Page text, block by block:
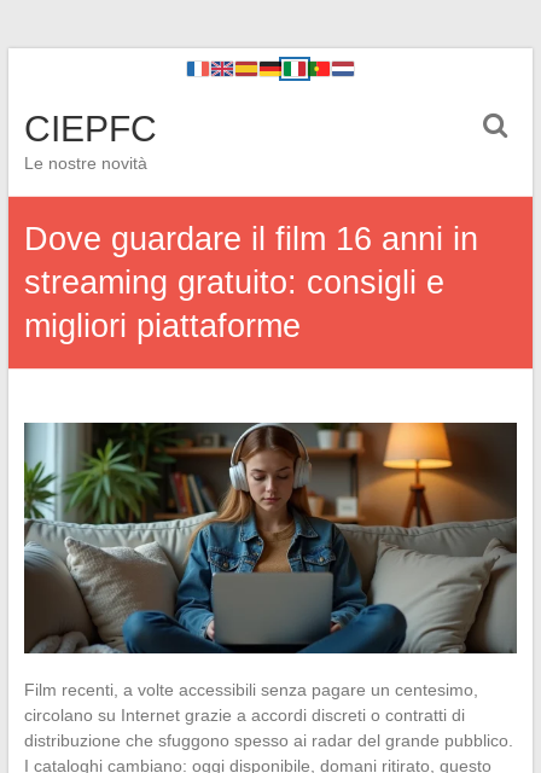
CIEPFC
Le nostre novità
Dove guardare il film 16 anni in
streaming gratuito: consigli e
migliori piattaforme
Film recenti, a volte accessibili senza pagare un centesimo,
circolano su Internet grazie a accordi discreti o contratti di
distribuzione che sfuggono spesso ai radar del grande pubblico.
I cataloghi cambiano: oggi disponibile, domani ritirato, questo